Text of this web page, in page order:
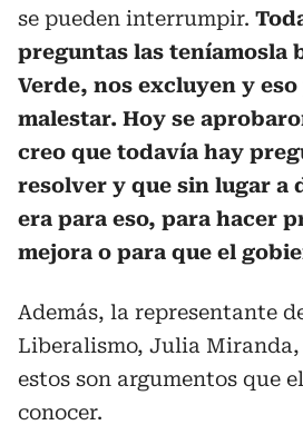
se pueden interrumpir.
preguntas las teníamosla
Verde, nos excluyen y
malestar. Hoy se
creo que todavía hay
resolver y que sin lugar a
era para eso, para hacer
mejora o para que el
Además, la representante
Liberalismo, Julia Miranda,
estos son argumentos que
conocer.